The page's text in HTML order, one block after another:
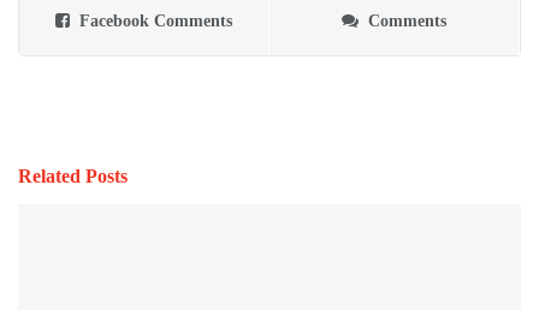
Facebook Comments Comments
Related Posts